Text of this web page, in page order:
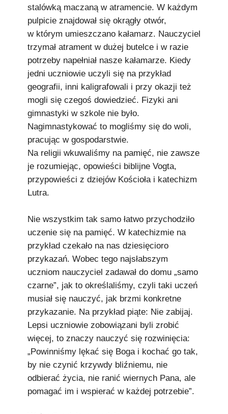
stalówką maczaną w atramencie. W każdym
pulpicie znajdował się okrągły otwór,
w którym umieszczano kałamarz. Nauczyciel
trzymał atrament w dużej butelce i w razie
potrzeby napełniał nasze kałamarze. Kiedy
jedni uczniowie uczyli się na przykład
geografii, inni kaligrafowali i przy okazji też
mogli się czegoś dowiedzieć. Fizyki ani
gimnastyki w szkole nie było.
Nagimnastykować to mogliśmy się do woli,
pracując w gospodarstwie.
Na religii wkuwaliśmy na pamięć, nie zawsze
je rozumiejąc, opowieści biblijne Vogta,
przypowieści z dziejów Kościoła i katechizm
Lutra.
Nie wszystkim tak samo łatwo przychodziło
uczenie się na pamięć. W katechizmie na
przykład czekało na nas dziesięcioro
przykazań. Wobec tego najsłabszym
uczniom nauczyciel zadawał do domu „samo
czarne”, jak to określaliśmy, czyli taki uczeń
musiał się nauczyć, jak brzmi konkretne
przykazanie. Na przykład piąte: Nie zabijaj.
Lepsi uczniowie zobowiązani byli zrobić
więcej, to znaczy nauczyć się rozwinięcia:
„Powinniśmy lękać się Boga i kochać go tak,
by nie czynić krzywdy bliźniemu, nie
odbierać życia, nie ranić wiernych Pana, ale
pomagać im i wspierać w każdej potrzebie”.